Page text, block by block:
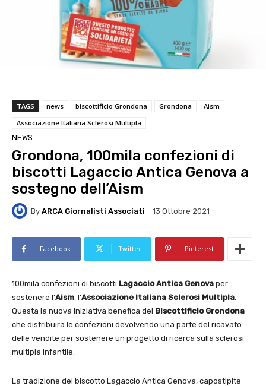
TAGS news biscottificio Grondona Grondona
Aism
Associazione Italiana Sclerosi Multipla
NEWS
Grondona, 100mila confezioni di
biscotti Lagaccio Antica Genova a
sostegno dell’Aism
By ARCA Giornalisti Associati 13 Ottobre 2021
Facebook Twitter Pinterest
100mila confezioni di biscotti Lagaccio Antica Genova per
sostenere l’Aism, l’Associazione Italiana Sclerosi Multipla.
Questa la nuova iniziativa benefica del Biscottificio Grondona
che distribuirà le confezioni devolvendo una parte del ricavato
delle vendite per sostenere un progetto di ricerca sulla sclerosi
multipla infantile.
La tradizione del biscotto Lagaccio Antica Genova, capostipite